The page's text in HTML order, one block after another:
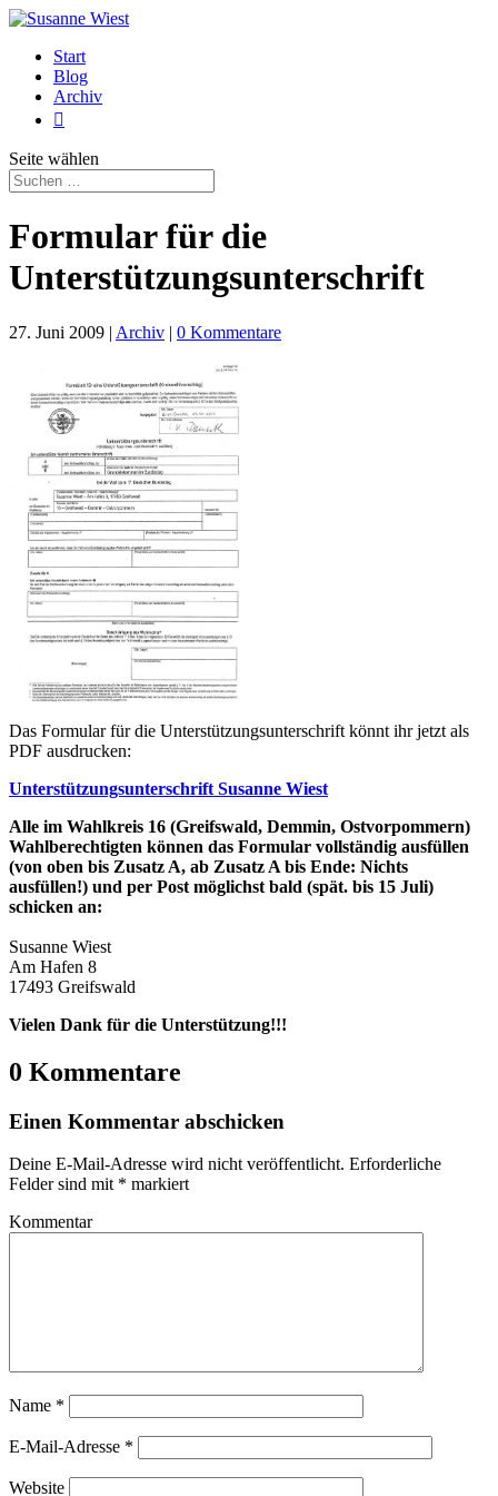
Start
Blog
Archiv

Seite wählen
Formular für die
Unterstützungsunterschrift
27. Juni 2009 | Archiv | 0 Kommentare
Das Formular für die Unterstützungsunterschrift könnt ihr jetzt als
PDF ausdrucken:
Unterstützungsunterschrift Susanne Wiest
Alle im Wahlkreis 16 (Greifswald, Demmin, Ostvorpommern)
Wahlberechtigten können das Formular vollständig ausfüllen
(von oben bis Zusatz A, ab Zusatz A bis Ende: Nichts
ausfüllen!) und per Post möglichst bald (spät. bis 15 Juli)
schicken an:
Susanne Wiest
Am Hafen 8
17493 Greifswald
Vielen Dank für die Unterstützung!!!
0 Kommentare
Einen Kommentar abschicken
Deine E-Mail-Adresse wird nicht veröffentlicht. Erforderliche
Felder sind mit * markiert
Kommentar
Name *
E-Mail-Adresse *
Website